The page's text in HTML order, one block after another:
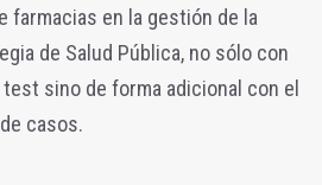
farmacias en la gestión de la
de Salud Pública, no sólo con
sino de forma adicional con el
casos.